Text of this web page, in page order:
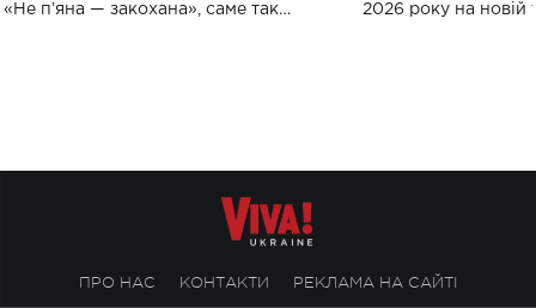
«Не пʼяна — закохана», саме так
2026 року на новій
ПРО НАС КОНТАКТИ РЕКЛАМА НА САЙТІ